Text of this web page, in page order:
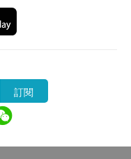
訂閱